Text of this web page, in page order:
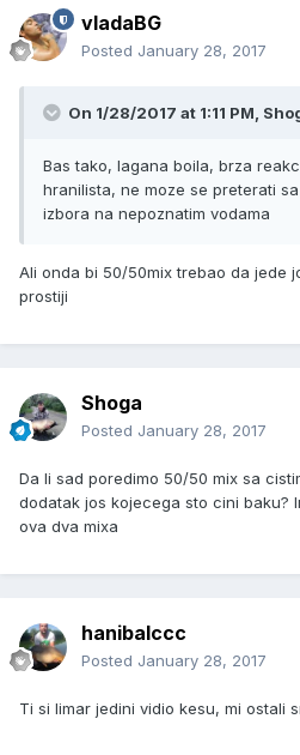
vladaBG
Posted January 28, 2017
On 1/28/2017 at 1:11 PM,
Bas tako, lagana boila, brza
hranilista, ne moze se preterati
izbora na nepoznatim vodama
Ali onda bi 50/50mix trebao da jede
prostiji
Shoga
Posted January 28, 2017
Da li sad poredimo 50/50 mix sa
dodatak jos kojecega sto cini baku?
ova dva mixa
hanibalccc
Posted January 28, 2017
Ti si limar jedini vidio kesu, mi ostali